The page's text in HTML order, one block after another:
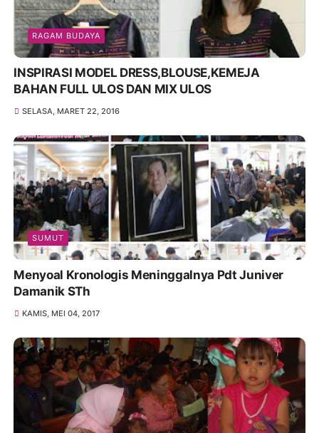
RAGAM BUDAYA
INSPIRASI MODEL DRESS,BLOUSE,KEMEJA
BAHAN FULL ULOS DAN MIX ULOS
SELASA, MARET 22, 2016
SUMUT
Menyoal Kronologis Meninggalnya Pdt Juniver
Damanik STh
KAMIS, MEI 04, 2017